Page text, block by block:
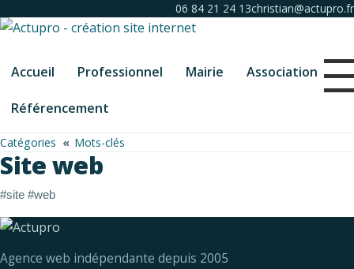
06 84 21 24 13christian@actupro.fr
Accueil Professionnel Mairie Association
Référencement
Catégories Mots-clés
Site web
#site #web
Agence web indépendante depuis 2005